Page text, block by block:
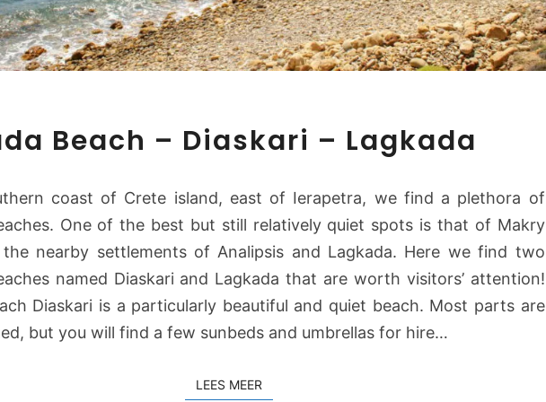
v
i
g
L
u
f
a
s
a
a
d
a
B
e
c
–
Beach – Diaskari – Lagkada
coast of Crete island, east of Ierapetra, we find a plethora of
One of the best but still relatively quiet spots is that of Makry
the nearby settlements of Analipsis and Lagkada. Here we find two
named Diaskari and Lagkada that are worth visitors’ attention!
Diaskari is a particularly beautiful and quiet beach. Most parts are
but you will find a few sunbeds and umbrellas for hire…
LEES MEER